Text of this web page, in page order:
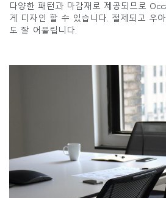
다양한 패턴과 마감재로 제공되므로
게 디자인 할 수 있습니다. 절제되고 우
도 잘 어울립니다.